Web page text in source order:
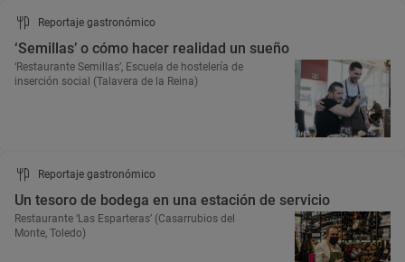
Reportaje gastronómico
‘Semillas’ o cómo hacer realidad un sueño
‘Restaurante Semillas’, Escuela de hostelería de
inserción social (Talavera de la Reina)
Reportaje gastronómico
Un tesoro de bodega en una estación de servicio
Restaurante ‘Las Esparteras’ (Casarrubios del
Monte, Toledo)